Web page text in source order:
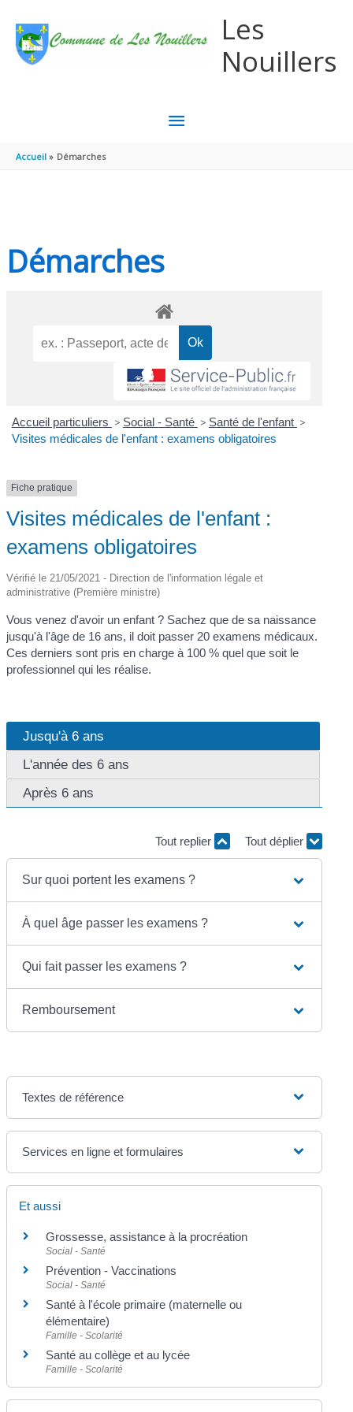
Les
Nouillers
MENU
Accueil Démarches
Démarches
Accueil particuliers > Social - Santé > Santé de l'enfant >
Visites médicales de l'enfant : examens obligatoires
Fiche pratique
Visites médicales de l'enfant :
examens obligatoires
Vérifié le 21/05/2021 - Direction de l'information légale et
administrative (Première ministre)
Vous venez d'avoir un enfant ? Sachez que de sa naissance
jusqu'à l'âge de 16 ans, il doit passer 20 examens médicaux.
Ces derniers sont pris en charge à 100 % quel que soit le
professionnel qui les réalise.
Jusqu'à 6 ans
L'année des 6 ans
Après 6 ans
Tout replier Tout déplier
Sur quoi portent les examens ?
À quel âge passer les examens ?
Qui fait passer les examens ?
Remboursement
Textes de référence
Services en ligne et formulaires
Et aussi
Grossesse, assistance à la procréation
Social - Santé
Prévention - Vaccinations
Social - Santé
Santé à l'école primaire (maternelle ou
élémentaire)
Famille - Scolarité
Santé au collège et au lycée
Famille - Scolarité